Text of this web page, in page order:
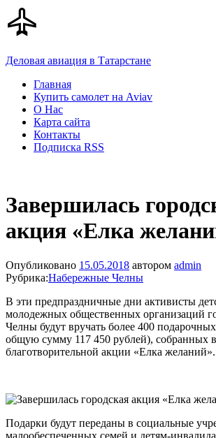
Деловая авиация в Татарстане
Главная
Купить самолет на Aviav
О Нас
Карта сайта
Контакты
Подписка RSS
Завершилась
акция «Елка
Опубликовано 15.05.2018 автором admin
Рубрика:Набережные Челны
В эти предпраздничные дни активисты
молодежных общественных организаций
Челны будут вручать более 400
общую сумму 117 450 рублей), собранных
благотворительной акции «Елка желаний».
Подарки будут переданы в социальные
малообеспеченных семей и детям-